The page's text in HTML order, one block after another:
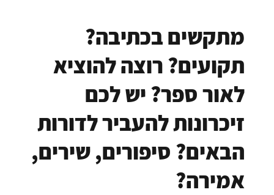
מתקשים בכתיבה?
תקועים? רוצה להוציא
לאור ספר? יש לכם
זיכרונות להעביר לדורות
הבאים? סיפורים, שירים,
אמירה?